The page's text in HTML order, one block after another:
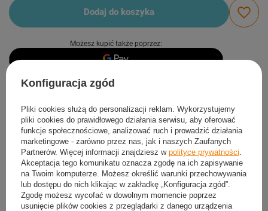
Dodaj do koszyka
Możesz kupić także poprzez:
Produkt dostępny Wysyłka
Darmowa i szybka dostawaod50,00 zł
30 dni na łatwy zwrot
Sprawdź, w którym sklepie obejrzysz i kupisz od ręki
Bezpieczne zakupy
Darmowa dostawa do paczkomatu lub punktu
odbioru
Konfiguracja zgód
Pliki cookies służą do personalizacji reklam. Wykorzystujemy
pliki cookies do prawidłowego działania serwisu, aby oferować
funkcje społecznościowe, analizować ruch i prowadzić działania
marketingowe - zarówno przez nas, jak i naszych Zaufanych
Partnerów. Więcej informacji znajdziesz w polityce prywatności
Akceptacja tego komunikatu oznacza zgodę na ich zapisywanie
na Twoim komputerze. Możesz określić warunki przechowywania
lub dostępu do nich klikając w zakładkę „Konfiguracja zgód”.
Zgodę możesz wycofać w dowolnym momencie poprzez
usunięcie plików cookies z przeglądarki z danego urządzenia